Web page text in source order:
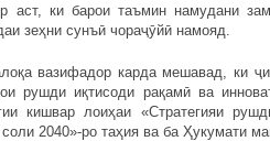
аст, ки барои таъмин намудани
зеҳни сунъӣ чораҷӯйӣ намояд.
вазифадор карда мешавад, ки
рушди иқтисоди рақамӣ ва
кишвар лоиҳаи «Стратегияи
соли 2040»-ро таҳия ва ба Ҳукумати